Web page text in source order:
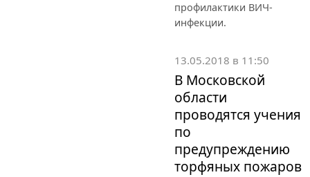
профилактики ВИЧ-
инфекции.
13.05.2018 в 11:50
В Московской
области
проводятся учения
по
предупреждению
торфяных пожаров